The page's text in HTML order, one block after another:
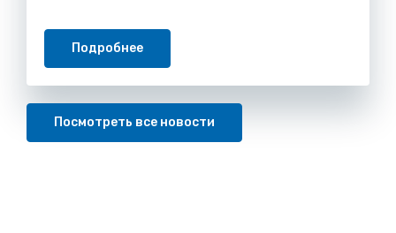
Подробнее
Посмотреть все новости